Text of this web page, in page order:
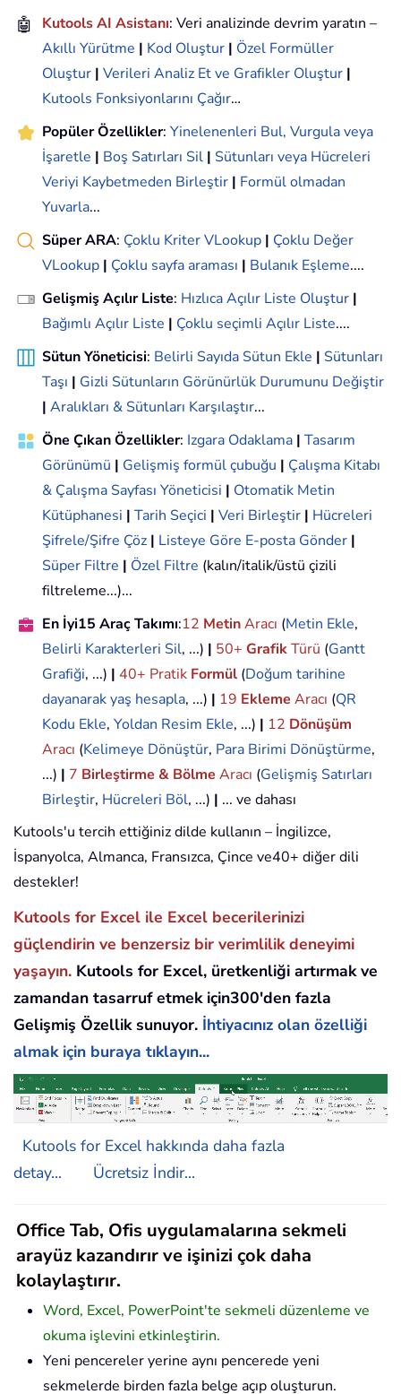
🤖 Kutools AI Asistanı: Veri analizinde devrim yaratın –
Akıllı Yürütme | Kod Oluştur | Özel Formüller
Oluştur | Verileri Analiz Et ve Grafikler Oluştur |
Kutools Fonksiyonlarını Çağır…
Popüler Özellikler: Yinelenenleri Bul, Vurgula veya
İşaretle | Boş Satırları Sil | Sütunları veya Hücreleri
Veriyi Kaybetmeden Birleştir | Formül olmadan
Yuvarla...
Süper ARA: Çoklu Kriter VLookup | Çoklu Değer
VLookup | Çoklu sayfa araması | Bulanık Eşleme....
Gelişmiş Açılır Liste: Hızlıca Açılır Liste Oluştur |
Bağımlı Açılır Liste | Çoklu seçimli Açılır Liste....
Sütun Yöneticisi: Belirli Sayıda Sütun Ekle | Sütunları
Taşı | Gizli Sütunların Görünürlük Durumunu Değiştir
| Aralıkları & Sütunları Karşılaştır...
Öne Çıkan Özellikler: Izgara Odaklama | Tasarım
Görünümü | Gelişmiş formül çubuğu | Çalışma Kitabı
& Çalışma Sayfası Yöneticisi | Otomatik Metin
Kütüphanesi | Tarih Seçici | Veri Birleştir | Hücreleri
Şifrele/Şifre Çöz | Listeye Göre E-posta Gönder |
Süper Filtre | Özel Filtre (kalın/italik/üstü çizili
filtreleme...)...
En İyi15 Araç Takımı:12 MetinAracı (Metin Ekle,
Belirli Karakterleri Sil, ...) | 50+ GrafikTürü (Gantt
Grafiği, ...) | 40+ Pratik Formül (Doğum tarihine
dayanarak yaş hesapla, ...) | 19 Ekleme Aracı (QR
Kodu Ekle, Yoldan Resim Ekle, ...) | 12 Dönüşüm
Aracı (Kelimeye Dönüştür, Para Birimi Dönüştürme,
...) | 7 Birleştirme & Bölme Aracı (Gelişmiş Satırları
Birleştir, Hücreleri Böl, ...) | ... ve dahası
Kutools'u tercih ettiğiniz dilde kullanın – İngilizce,
İspanyolca, Almanca, Fransızca, Çince ve40+ diğer dili
destekler!
Kutools for Excel ile Excel becerilerinizi
güçlendirin ve benzersiz bir verimlilik deneyimi
yaşayın. Kutools for Excel, üretkenliği artırmak ve
zamandan tasarruf etmek için300'den fazla
Gelişmiş Özellik sunuyor. İhtiyacınız olan özelliği
almak için buraya tıklayın...
Kutools for Excel hakkında daha fazla
detay...
Ücretsiz İndir...
Office Tab, Ofis uygulamalarına sekmeli
arayüz kazandırır ve işinizi çok daha
kolaylaştırır.
Word, Excel, PowerPoint'te sekmeli düzenleme ve
okuma işlevini etkinleştirin.
Yeni pencereler yerine aynı pencerede yeni
sekmelerde birden fazla belge açıp oluşturun.